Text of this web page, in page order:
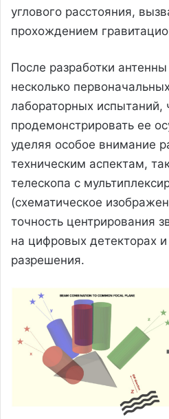
углового расстояния,
прохождением
После разработки
несколько
лабораторных испытаний,
продемонстрировать ее
уделяя особое внимание
техническим аспектам,
телескопа с
(схематическое
точность центрирования
на цифровых детекторах
разрешения.